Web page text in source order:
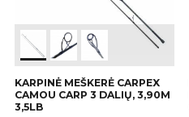
KARPINĖ MEŠKERĖ CARPEX
CAMOU CARP 3 DALIŲ, 3,90M
3,5LB